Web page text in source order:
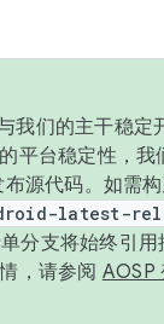
我们的主干稳定
平台稳定性，我
源代码。如需
latest-
分支将始终引
，请参阅 AOSP